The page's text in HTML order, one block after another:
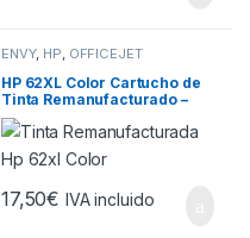
ENVY, HP, OFFICEJET
HP 62XL Color Cartucho de
Tinta Remanufacturado –
Reemplaza
C2P06AE/C2P07AE
17,50€ IVA incluido